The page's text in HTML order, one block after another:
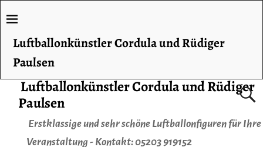
Luftballonkünstler Cordula und Rüdiger
Paulsen
Erstklassige und sehr schöne Luftballonfiguren für Ihre
Veranstaltung - Kontakt: 05203 919152
Luftballonkünstler Cordula und Rüdiger
Paulsen